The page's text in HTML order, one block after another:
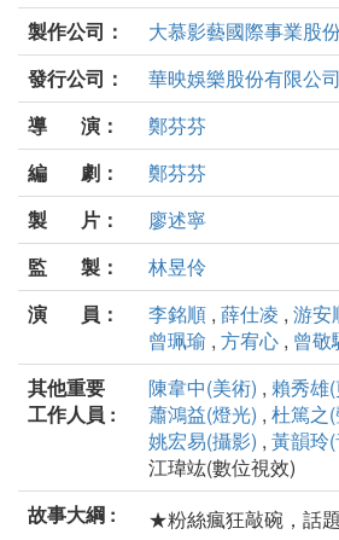
製作公司：
大慕影藝國際事業股
發行公司：
華映娛樂股份有限公司
導 演：
鄭芬芬
編 劇：
鄭芬芬
製 片：
廖述寧
監 製：
林昱伶
演 員：
李銘順 , 薛仕凌 , 游安
曾珮瑜 , 方宥心 , 曾敬
其他重要
工作人員 :
陳韋中(美術) , 賴秀雄
蕭鴻益(燈光) , 杜篤之
姚宏易(攝影) , 黃韻玲
江瑋竑(數位視效)
故事大綱 :
★粉絲瘋狂敲碗，話